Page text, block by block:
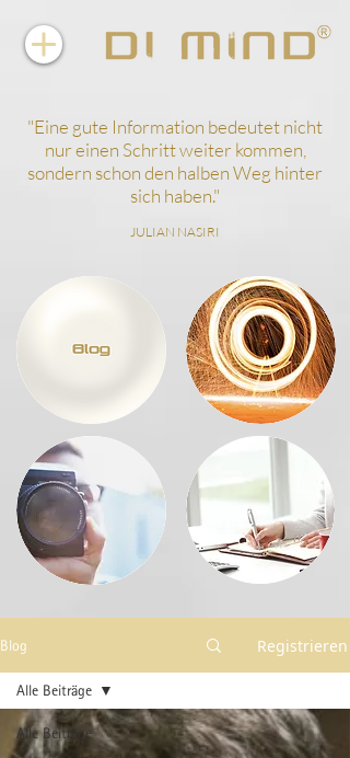
"Eine gute Information bedeutet nicht
nur einen Schritt weiter kommen,
sondern schon den halben Weg hinter
sich haben."
JULIAN NASIRI
Blog Registrieren
Alle Beiträge
Alle Beiträge